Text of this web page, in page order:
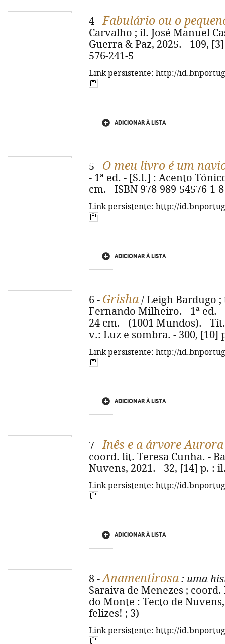
4 -Fabulário ou o
Carvalho ; il. José Manuel
Guerra & Paz, 2025. - 109,
576-241-5
Link persistente: http://
ADICIONAR À LISTA
5 - O meu livro é um
- 1ª ed. - [S.l.] : Acento
cm. - ISBN 978-989-54576-1-8
Link persistente: http://
ADICIONAR À LISTA
6 - Grisha / Leigh Bardugo
Fernando Milheiro. - 1ª ed.
24 cm. - (1001 Mundos). -
v.: Luz e sombra. - 300, [10]
Link persistente: http://
ADICIONAR À LISTA
7 -Inês e a árvore Aurora
coord. lit. Teresa Cunha. -
Nuvens, 2021. - 32, [14] p. :
Link persistente: http://
ADICIONAR À LISTA
8 -Anamentirosa : uma
Saraiva de Menezes ;
do Monte : Tecto de
felizes! ; 3)
Link persistente: http://